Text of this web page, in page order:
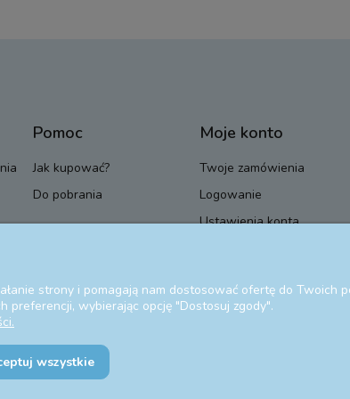
Pomoc
Jak kupować?
Do pobrania
Moje konto
Twoje zamówienia
Logowanie
Ustawienia konta
strony i pomagają nam dostosować ofertę do Twoich
wybierając opcję "Dostosuj zgody".
wszystkie